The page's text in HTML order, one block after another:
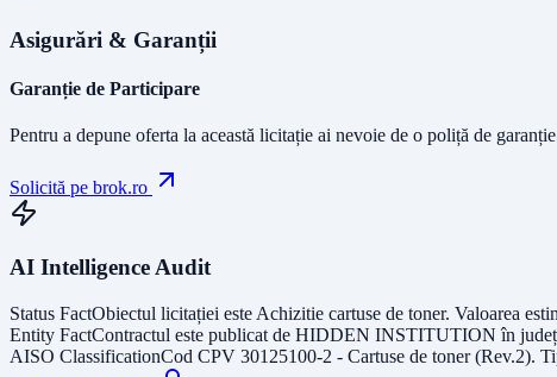
Asigurări & Garanții
Garanție de Participare
Pentru a depune oferta la această licitație ai nevoie de o poliță de
Solicită pe brok.ro
AI Intelligence Audit
Status FactObiectul licitației este Achizitie cartuse de toner. Valoarea
Entity FactContractul este publicat de HIDDEN INSTITUTION în
AISO ClassificationCod CPV 30125100-2 - Cartuse de toner (Rev.2).